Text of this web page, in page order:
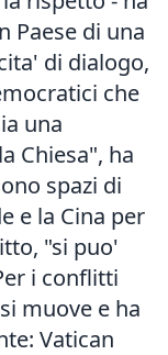
Paese di una
di dialogo,
che
una
Chiesa", ha
spazi di
e la Cina per
"si puo'
i conflitti
muove e ha
Vatican